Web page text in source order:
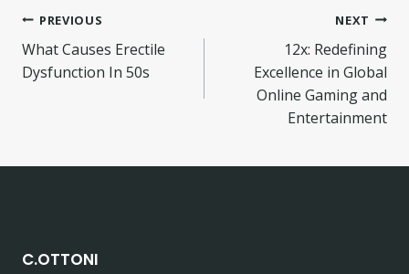
Navegação
de
PREVIOUS
What Causes Erectile
Dysfunction In 50s
NEXT
12x: Redefining
Excellence in Global
Online Gaming and
Entertainment
C.OTTONI